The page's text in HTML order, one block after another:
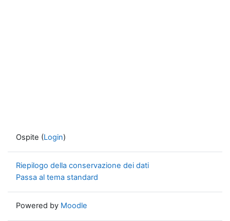
Ospite (Login)
Riepilogo della conservazione dei dati
Passa al tema standard
Powered by Moodle